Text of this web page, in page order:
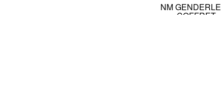
NM
COFFRET